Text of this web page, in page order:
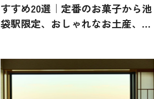
すすめ20選｜定番のお菓子から池
袋駅限定、おしゃれなお土産、ば